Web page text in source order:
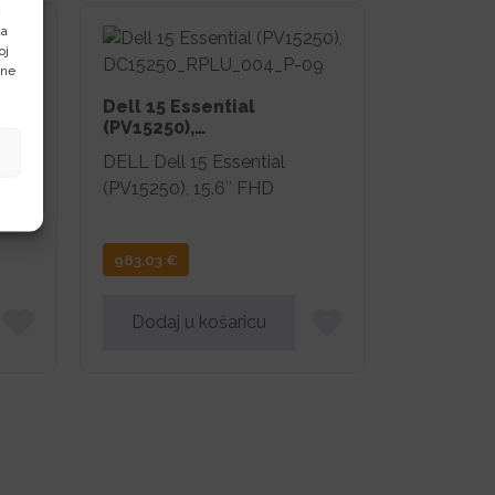
Dell 15 Essential
(PV15250),
DELL Dell 15 Essential
(PV15250), 15.6″ FHD
983,03 €
Dodaj u košaricu